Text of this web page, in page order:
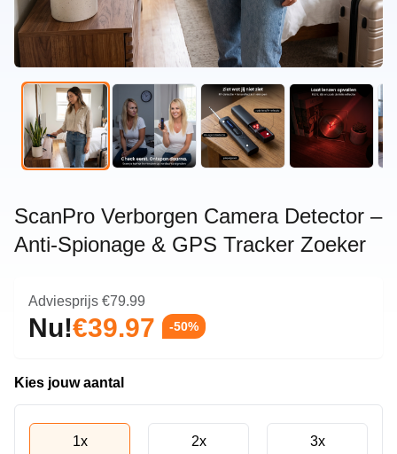
ScanPro Verborgen Camera Detector –
Anti-Spionage & GPS Tracker Zoeker
Adviesprijs €79.99
Nu!€39.97 -50%
Kies jouw aantal
1x
2x
3x